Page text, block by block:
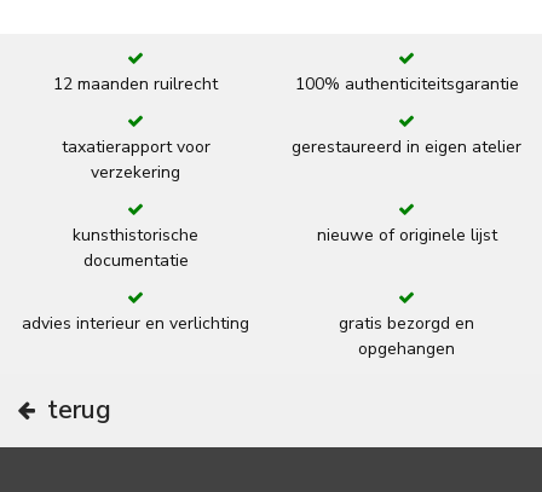
12 maanden ruilrecht 100% authenticiteitsgarantie
taxatierapport voor
verzekering
gerestaureerd in eigen atelier
kunsthistorische
documentatie
nieuwe of originele lijst
advies interieur en verlichting
gratis bezorgd en
opgehangen
terug